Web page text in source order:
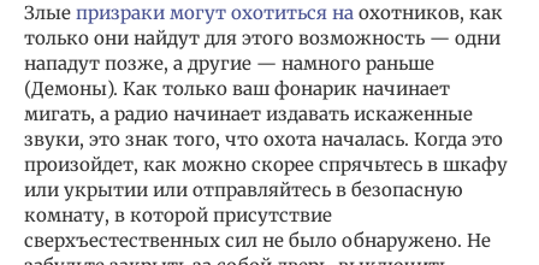
Злые призраки могут охотиться на охотников, как
только они найдут для этого возможность — одни
нападут позже, а другие — намного раньше
(Демоны). Как только ваш фонарик начинает
мигать, а радио начинает издавать искаженные
звуки, это знак того, что охота началась. Когда это
произойдет, как можно скорее спрячьтесь в шкафу
или укрытии или отправляйтесь в безопасную
комнату, в которой присутствие
сверхъестественных сил не было обнаружено. Не